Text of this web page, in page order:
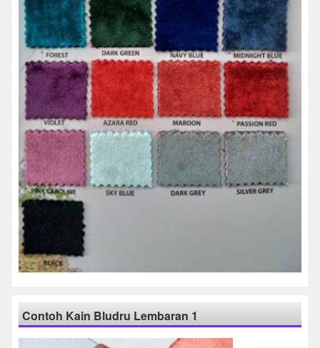
Contoh Kain Bludru Lembaran 1